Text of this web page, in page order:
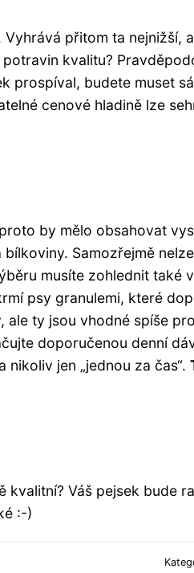
přitom ta nejnižší,
kvalitu?
prospíval, budete muset
cenové hladině lze
by mělo obsahovat
Samozřejmě nelze
musíte zohlednit také
psy granulemi, které
ale ty jsou vhodné spíše
doporučenou denní
jen „jednou za čas“.
Váš pejsek bude
:-)